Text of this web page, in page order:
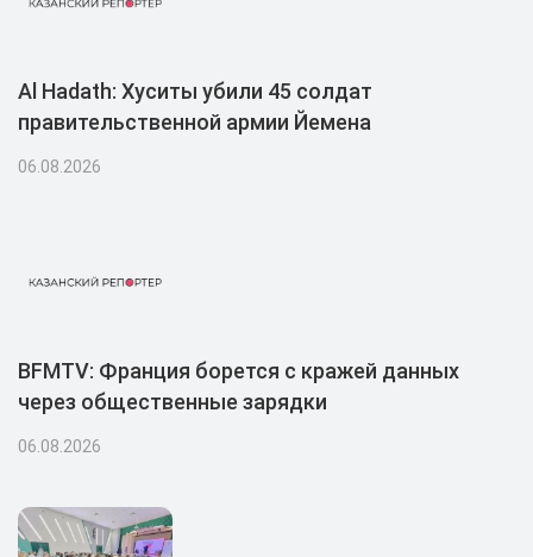
Al Hadath: Хуситы убили 45 солдат
правительственной армии Йемена
06.08.2026
BFMTV: Франция борется с кражей данных
через общественные зарядки
06.08.2026